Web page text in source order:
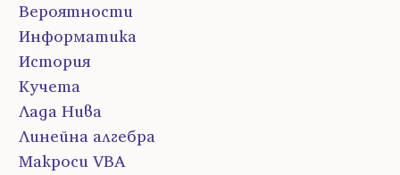
Вероятности
Информатика
История
Кучета
Лада Нива
Линейна алгебра
Макроси VBA